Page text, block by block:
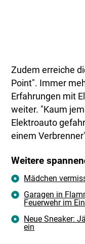
Zudem erreiche
Point". Immer
Erfahrungen mit
weiter. "Kaum
Elektroauto
einem
Weitere
Mädchen
Garagen in
Feuerwehr im
Neue Sneaker:
ein